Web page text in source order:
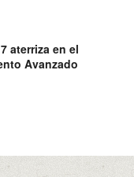
aterriza en el
Avanzado